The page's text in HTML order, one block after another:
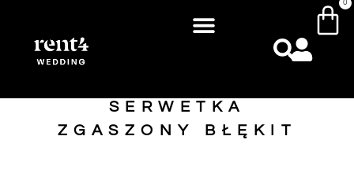
0
SERWETKA
ZGASZONY BŁĘKIT